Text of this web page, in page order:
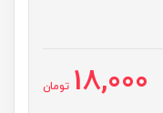
18,000 تومان